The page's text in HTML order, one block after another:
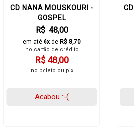
CD NANA MOUSKOURI -
GOSPEL
R$ 48,00
em até 6xde R$ 8,70
no cartão de crédito
R$ 48,00
no boleto ou pix
Acabou :-(